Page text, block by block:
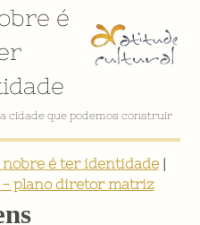
é
é ter identidade|
plano diretor matriz